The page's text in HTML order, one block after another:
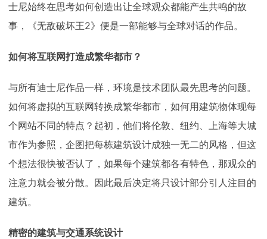
士尼始终在思考如何创造出让全球观众都能产生共鸣的故
事，《无敌破坏王2》便是一部能够与全球对话的作品。
如何将互联网打造成繁华都市？
与所有迪士尼作品一样，环境是技术团队最先思考的问题。
如何将虚拟的互联网转换成繁华都市，如何用建筑物体现每
个网站不同的特点？起初，他们将伦敦、纽约、上海等大城
市作为参照，企图把每栋建筑设计成独一无二的风格，但这
个想法很快被否认了，如果每个建筑都各有特色，那观众的
注意力就会被分散。因此最后决定将只设计部分引人注目的
建筑。
精密的建筑与交通系统设计